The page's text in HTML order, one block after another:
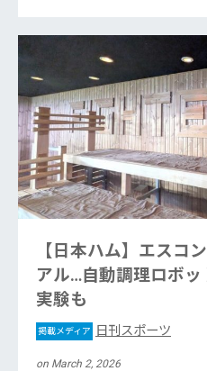
【日本ハム】エスコ
アル…自動調理ロボッ
実験も
掲載メディア 日刊スポーツ
on March 2, 2026